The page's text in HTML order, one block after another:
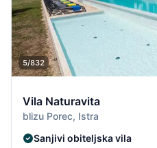
5/832
Vila Naturavita
blizu Porec, Istra
Sanjivi obiteljska vila